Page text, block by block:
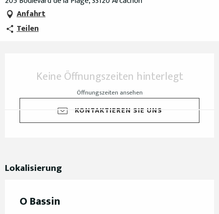
Anfahrt
Teilen
Keine Öffnungszeiten hinterlegt
Öffnungszeiten ansehen
KONTAKTIEREN SIE UNS
Lokalisierung
O Bassin